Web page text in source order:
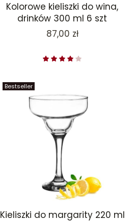
Kolorowe kieliszki do wina,
drinków 300 ml 6 szt
Cena
87,00 zł
Bestseller
Kieliszki do margarity 220 ml